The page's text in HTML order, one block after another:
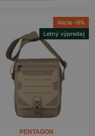
Akcia -8%
Letný výpredaj
PENTAGON